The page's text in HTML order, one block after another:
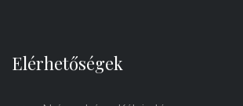
Elérhetőségek